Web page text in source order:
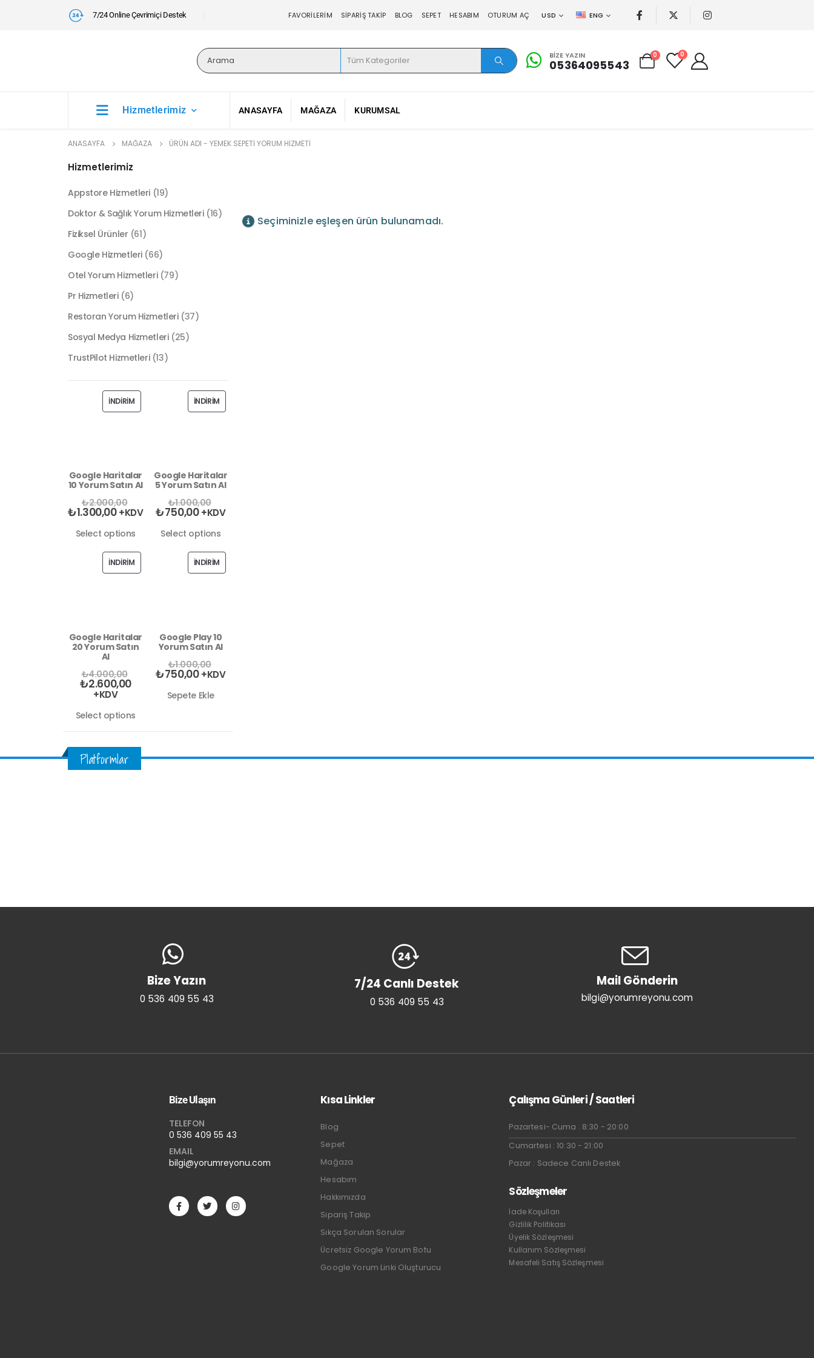
7/24 Online Çevrimiçi Destek FAVORILERIM SIPARIŞ TAKIP BLOG SEPET HESABIM OTURUM AÇ USD ENG
BIZE YAZIN
05364095543
0 0
Hizmetlerimiz ANASAYFA MAĞAZA KURUMSAL
ANASAYFA MAĞAZA ÜRÜN ADI - YEMEK SEPETI YORUM HIZMETI
Seçiminizle eşleşen ürün bulunamadı.
Hizmetlerimiz
Appstore Hizmetleri (19)
Doktor & Sağlık Yorum Hizmetleri (16)
Fiziksel Ürünler (61)
Google Hizmetleri (66)
Otel Yorum Hizmetleri (79)
Pr Hizmetleri (6)
Restoran Yorum Hizmetleri (37)
Sosyal Medya Hizmetleri (25)
TrustPilot Hizmetleri (13)
İNDIRIM
Google Haritalar
10 Yorum Satın Al
₺2.000,00
₺1.300,00 +KDV
Select options
İNDIRIM
Google Haritalar
5 Yorum Satın Al
₺1.000,00
₺750,00 +KDV
Select options
İNDIRIM
Google Haritalar
20 Yorum Satın
Al
₺4.000,00
₺2.600,00
+KDV
Select options
İNDIRIM
Google Play 10
Yorum Satın Al
₺1.000,00
₺750,00 +KDV
Sepete Ekle
Platformlar
Bize Yazın
0 536 409 55 43
7/24 Canlı Destek
0 536 409 55 43
Mail Gönderin
bilgi@yorumreyonu.com
Bize Ulaşın
TELEFON
0 536 409 55 43
EMAIL
bilgi@yorumreyonu.com
Kısa Linkler
Blog
Sepet
Mağaza
Hesabım
Hakkımızda
Sipariş Takip
Sıkça Sorulan Sorular
Ücretsiz Google Yorum Botu
Google Yorum Linki Oluşturucu
Çalışma Günleri / Saatleri
Pazartesi- Cuma : 8:30 - 20:00
Cumartesi : 10:30 - 21:00
Pazar : Sadece Canlı Destek
Sözleşmeler
İade Koşulları
Gizlilik Politikası
Üyelik Sözleşmesi
Kullanım Sözleşmesi
Mesafeli Satış Sözleşmesi